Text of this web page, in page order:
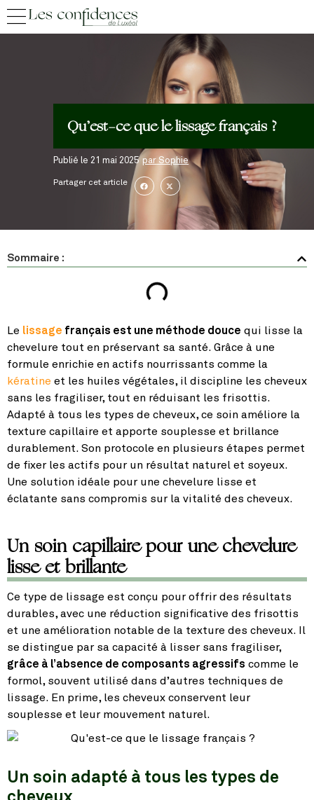
Qu’est-ce que le lissage français ?
Publié le21 mai 2025 par Sophie
Partager cet article
Sommaire :
Le lissage français est une méthode douce qui lisse la
chevelure tout en préservant sa santé. Grâce à une
formule enrichie en actifs nourrissants comme la
kératine et les huiles végétales, il discipline les cheveux
sans les fragiliser, tout en réduisant les frisottis.
Adapté à tous les types de cheveux, ce soin améliore la
texture capillaire et apporte souplesse et brillance
durablement. Son protocole en plusieurs étapes permet
de fixer les actifs pour un résultat naturel et soyeux.
Une solution idéale pour une chevelure lisse et
éclatante sans compromis sur la vitalité des cheveux.
Un soin capillaire pour une chevelure
lisse et brillante
Ce type de lissage est conçu pour offrir des résultats
durables, avec une réduction significative des frisottis
et une amélioration notable de la texture des cheveux. Il
se distingue par sa capacité à lisser sans fragiliser,
grâce à l’absence de composants agressifs comme le
formol, souvent utilisé dans d’autres techniques de
lissage. En prime, les cheveux conservent leur
souplesse et leur mouvement naturel.
Un soin adapté à tous les types de